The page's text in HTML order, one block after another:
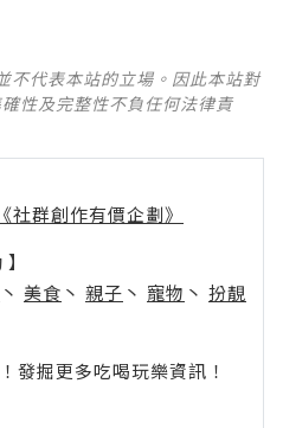
不代表本站的立場。因此本站對
性及完整性不負任何法律責
社群創作有價企劃》
丶 美食 丶 親子 丶 寵物 丶 扮靚
掘更多吃喝玩樂資訊！